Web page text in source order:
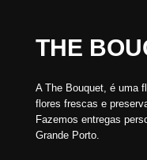
THE
A The Bouquet, é uma
flores frescas e
Fazemos entregas
Grande Porto.